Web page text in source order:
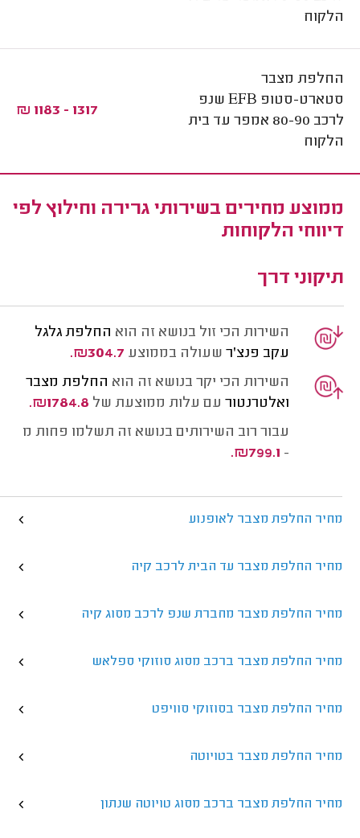
הלקוח
החלפת מצבר
סטארט-סטופ EFB שנפ
לרכב 80-90 אמפר עד בית
הלקוח
1317 - 1183 ₪
ממוצע מחירים בשירותי גרירה וחילוץ לפי
דיווחי הלקוחות
תיקוני דרך
השירות הכי זול בנושא זה הוא החלפת גלגל
עקב פנצ'ר שעולה בממוצע ₪304.7.
השירות הכי יקר בנושא זה הוא החלפת מצבר
ואלטרנטור עם עלות ממוצעת של ₪1784.8.
עבור רוב השירותים בנושא זה תשלמו פחות מ
-
₪799.1.
מחיר החלפת מצבר לאופנוע
מחיר החלפת מצבר עד הבית לרכב קיה
מחיר החלפת מצבר מחברת שנפ לרכב מסוג קיה
מחיר החלפת מצבר ברכב מסוג סוזוקי ספלאש
מחיר החלפת מצבר בסוזוקי סוויפט
מחיר החלפת מצבר בטויוטה
מחיר החלפת מצבר ברכב מסוג טויוטה שנתון